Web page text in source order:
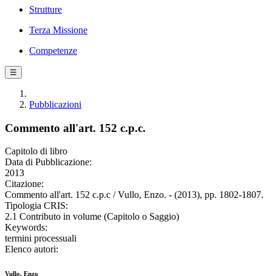
Strutture
Terza Missione
Competenze
☰
Pubblicazioni
Commento all'art. 152 c.p.c.
Capitolo di libro
Data di Pubblicazione:
2013
Citazione:
Commento all'art. 152 c.p.c / Vullo, Enzo. - (2013), pp. 1802-1807.
Tipologia CRIS:
2.1 Contributo in volume (Capitolo o Saggio)
Keywords:
termini processuali
Elenco autori:
Vullo, Enzo